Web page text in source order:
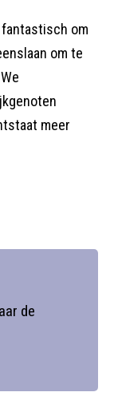
om
om te
meer
de